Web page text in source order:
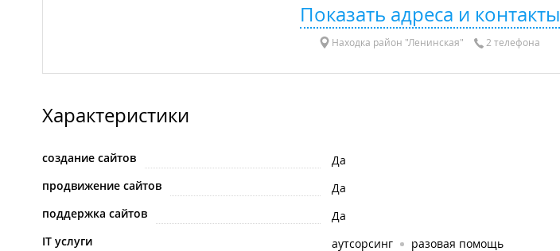
Показать адреса и контакты
Находка район "Ленинская" 2 телефона
Характеристики
создание сайтов
Да
продвижение сайтов
Да
поддержка сайтов
Да
IT услуги
аутсорсинг разовая помощь